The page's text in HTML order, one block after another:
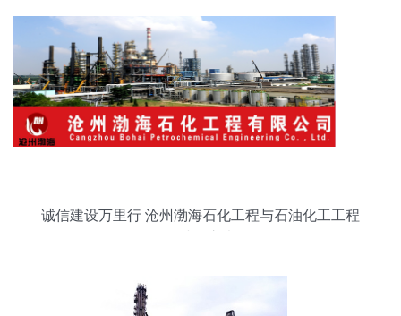
诚信建设万里行 沧州渤海石化工程与石油化工工程